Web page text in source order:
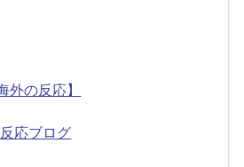
外の反応】
応ブログ